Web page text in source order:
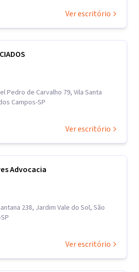
Ver escritório
Pedro de Carvalho 79, Vila Santa
Campos-SP
Ver escritório
Advocacia
238, Jardim Vale do Sol, São
Ver escritório